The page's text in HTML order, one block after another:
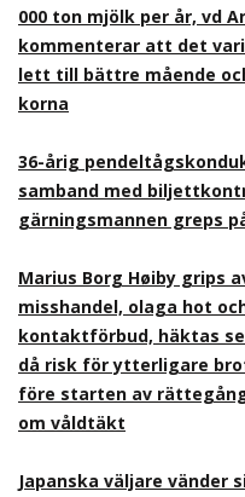
000 ton mjölk per år, vd
kommenterar att det
lett till bättre mående
korna
36-årig
samband med
gärningsmannen greps
Marius Borg Høiby grips
misshandel, olaga hot
kontaktförbud, häktas
då risk för ytterligare
före starten av
om våldtäkt
Japanska väljare